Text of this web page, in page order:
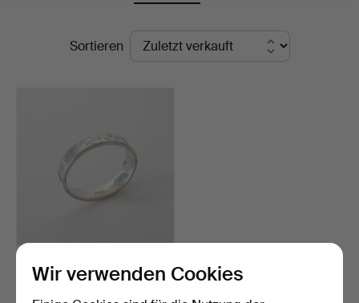
EndpreiseSortieren
ARMREIF AUS
STERLINGSILBER, S.L.D.,
Wir verwenden Cookies